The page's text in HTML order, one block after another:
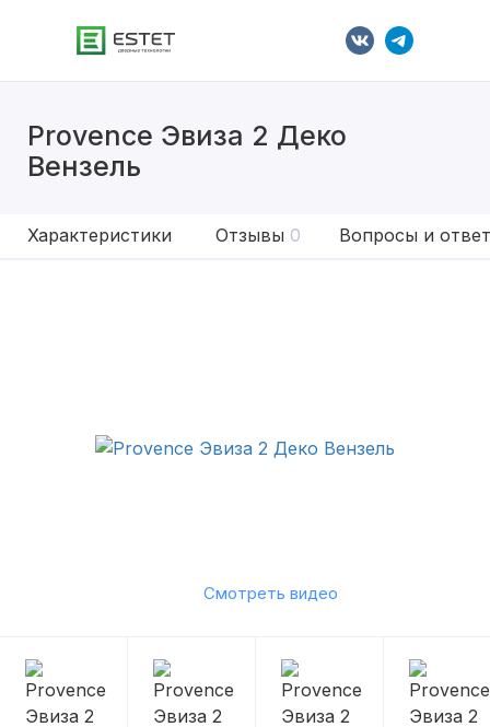
Provence Эвиза 2 Деко
Вензель
Характеристики Отзывы 0 Вопросы и
Смотреть видео